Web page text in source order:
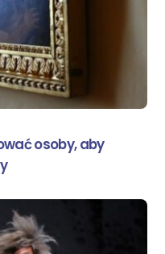
osoby, aby